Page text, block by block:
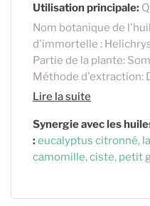
Utilisation principale:
Nom botanique de
d'immortelle :
Partie de la plante:
Méthode d'extraction:
Lire la suite
Synergie avec les
:eucalyptus citronné,
camomille,ciste, petit